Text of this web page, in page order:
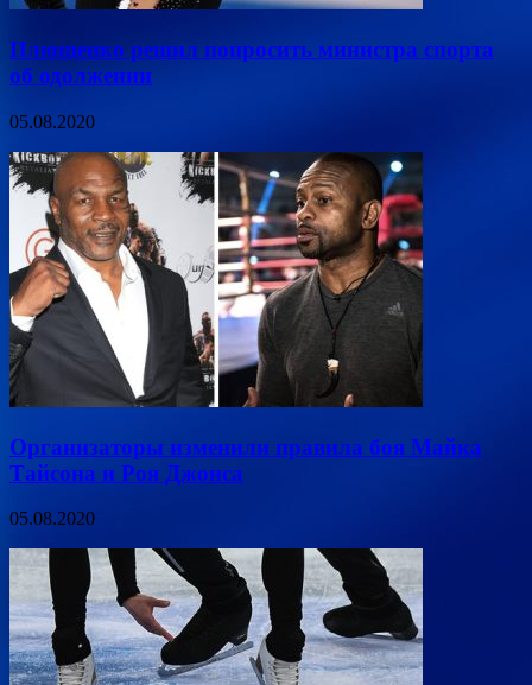
Плющенко решил попросить министра спорта
об одолжении
05.08.2020
Организаторы изменили правила боя Майка
Тайсона и Роя Джонса
05.08.2020